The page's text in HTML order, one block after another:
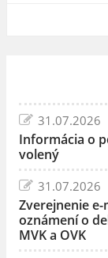
31.07.2026
Informácia o
volený
31.07.2026
Zverejnenie
oznámení o
MVK a OVK